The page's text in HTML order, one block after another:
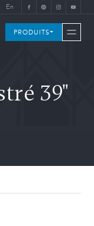
En
PRODUITS
39"